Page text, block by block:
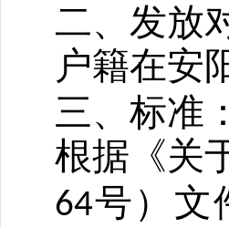
二、发放
户籍在安
三、标准：
根据《关
64号）文